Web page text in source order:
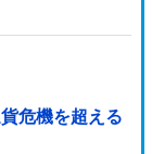
危機を超える